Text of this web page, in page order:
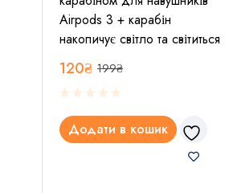
Airpods 3 + карабін
накопичує світло та світиться
199₴
120₴
Додати в кошик